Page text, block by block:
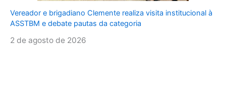
Vereador e brigadiano Clemente realiza visita institucional à
ASSTBM e debate pautas da categoria
2 de agosto de 2026